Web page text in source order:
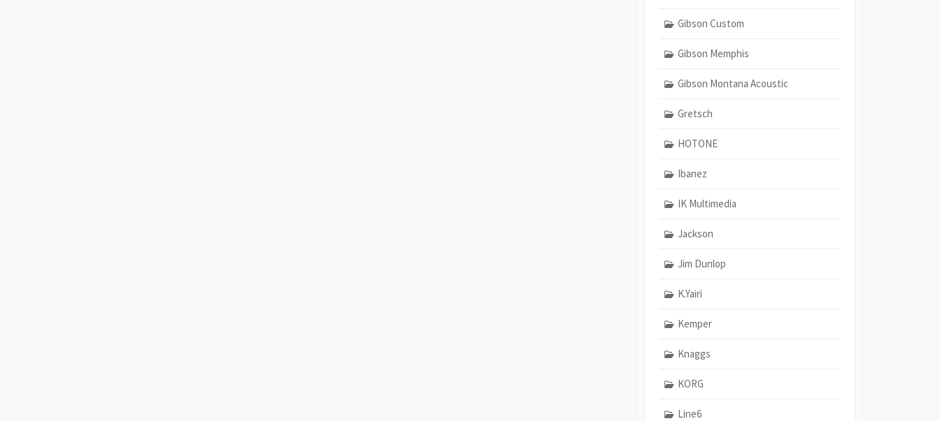
Gibson Custom
Gibson Memphis
Gibson Montana Acoustic
Gretsch
HOTONE
Ibanez
IK Multimedia
Jackson
Jim Dunlop
K.Yairi
Kemper
Knaggs
KORG
Line6